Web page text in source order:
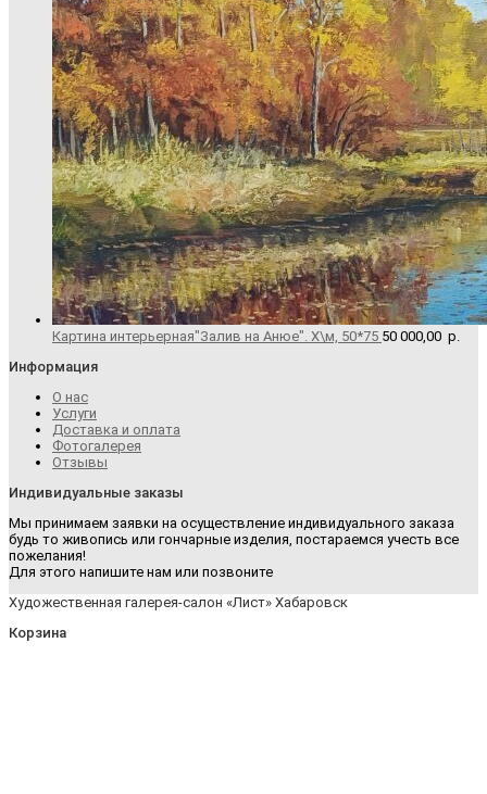
Картина интерьерная"Залив на Анюе". Х\м, 50*75 50 000,00 р.
Информация
О нас
Услуги
Доставка и оплата
Фотогалерея
Отзывы
Индивидуальные заказы
Мы принимаем заявки на осуществление индивидуального заказа
будь то живопись или гончарные изделия, постараемся учесть все
пожелания!
Для этого напишите нам или позвоните
Художественная галерея-салон «Лист» Хабаровск
Корзина